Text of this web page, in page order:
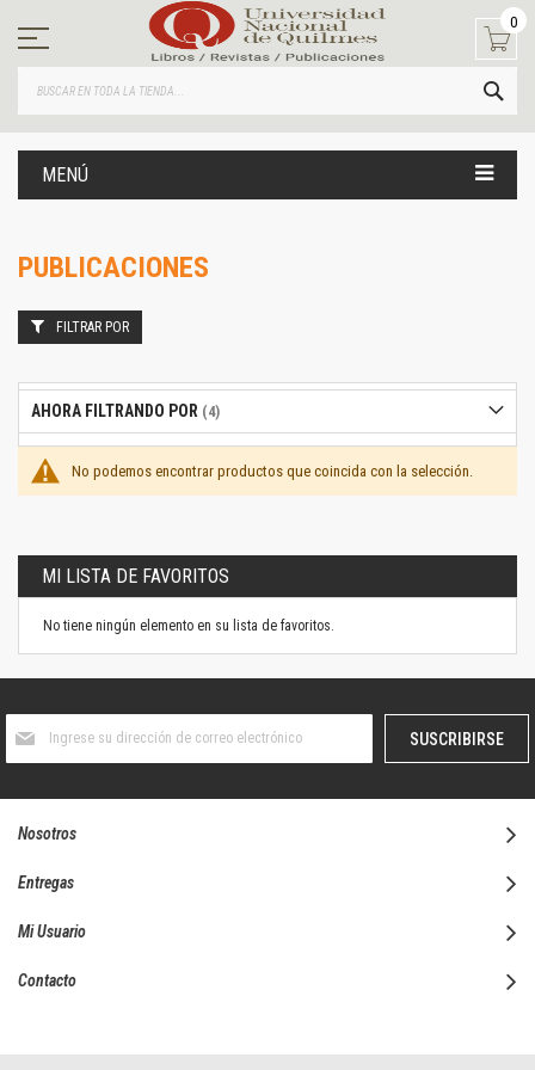
contenido
0
MENÚ
PUBLICACIONES
No podemos encontrar productos que coincida con la selección.
FILTRAR POR
AHORA FILTRANDO POR
MI LISTA DE FAVORITOS
No tiene ningún elemento en su lista de favoritos.
boletín
SUSCRIBIRSE
Nosotros
Entregas
Mi Usuario
Contacto